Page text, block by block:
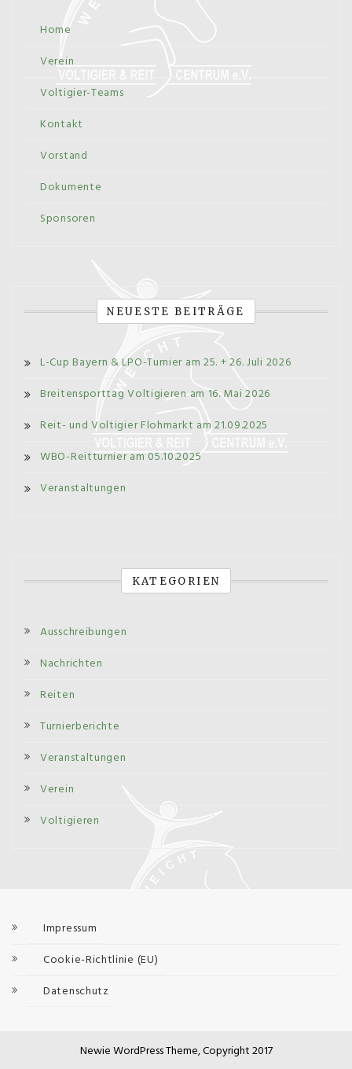
Home
Verein
Voltigier-Teams
Kontakt
Vorstand
Dokumente
Sponsoren
NEUESTE BEITRÄGE
L-Cup Bayern & LPO-Turnier am 25. + 26. Juli 2026
Breitensporttag Voltigieren am 16. Mai 2026
Reit- und Voltigier Flohmarkt am 21.09.2025
WBO-Reitturnier am 05.10.2025
Veranstaltungen
KATEGORIEN
Ausschreibungen
Nachrichten
Reiten
Turnierberichte
Veranstaltungen
Verein
Voltigieren
Impressum
Cookie-Richtlinie (EU)
Datenschutz
Newie WordPress Theme, Copyright 2017